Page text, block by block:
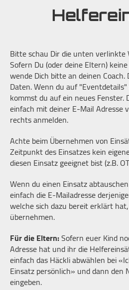
Bitte schau Dir die unten verlinkte
Sofern Du (oder deine Eltern)
wende Dich bitte an deinen
Daten. Wenn du auf
kommst du auf ein neues Fenster.
einfach mit deiner E-Mail Adresse
rechts anmelden.
Achte beim Übernehmen von
Zeitpunkt des Einsatzes kein
diesen Einsatz geeignet bist (z.B.
Wenn du einen Einsatz
einfach die E-Mailadresse
welche sich dazu bereit erklärt
übernehmen.
Für die Eltern:Sofern euer Kind
Adresse hat und ihr die
einfach das Häckli abwählen bei
Einsatz persönlich» und dann den
eingeben.